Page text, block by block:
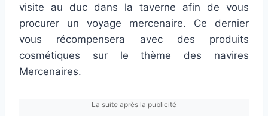
visite au duc dans la taverne afin de vous
procurer un voyage mercenaire. Ce dernier
vous récompensera avec des produits
cosmétiques sur le thème des navires
Mercenaires.
La suite après la publicité